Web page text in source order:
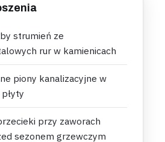
strumień ze
rur w kamienicach
piony kanalizacyjne w
przy zaworach
sezonem grzewczym